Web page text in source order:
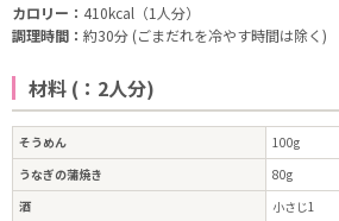
カロリー： 410kcal（1人分）
調理時間： 約30分 (ごまだれを冷やす時間は除く)
材料 (：2人分)
そうめん
100g
うなぎの蒲焼き
80g
酒
小さじ1